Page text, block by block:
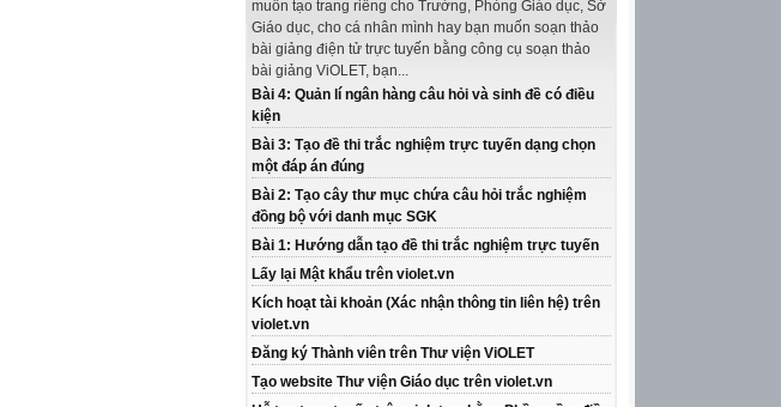
muốn tạo trang riêng cho Trường, Phòng Giáo dục, Sở
Giáo dục, cho cá nhân mình hay bạn muốn soạn thảo
bài giảng điện tử trực tuyến bằng công cụ soạn thảo
bài giảng ViOLET, bạn...
Bài 4: Quản lí ngân hàng câu hỏi và sinh đề có điều
kiện
Bài 3: Tạo đề thi trắc nghiệm trực tuyến dạng chọn
một đáp án đúng
Bài 2: Tạo cây thư mục chứa câu hỏi trắc nghiệm
đồng bộ với danh mục SGK
Bài 1: Hướng dẫn tạo đề thi trắc nghiệm trực tuyến
Lấy lại Mật khẩu trên violet.vn
Kích hoạt tài khoản (Xác nhận thông tin liên hệ) trên
violet.vn
Đăng ký Thành viên trên Thư viện ViOLET
Tạo website Thư viện Giáo dục trên violet.vn